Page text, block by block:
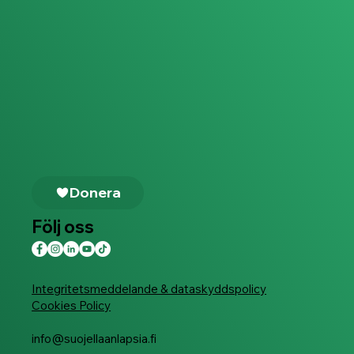
Integritetsmeddelande & dataskyddspolicy
Cookies Policy
info@suojellaanlapsia.fi
Donera
Följ oss